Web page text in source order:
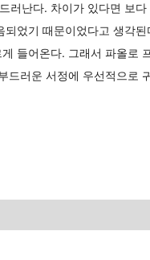
러난다. 차이가 있다면 보
었기 때문이었다고 생각
들어온다. 그래서 파올로
러운 서정에 우선적으로